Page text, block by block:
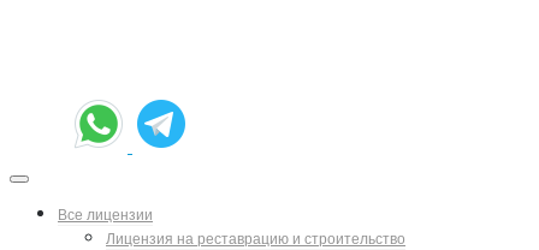
Все лицензии
Лицензия на реставрацию и строительство